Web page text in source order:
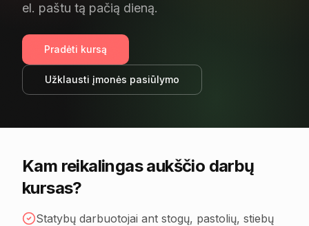
el. paštu tą pačią dieną.
Pradėti kursą
Užklausti įmonės pasiūlymo
Kam reikalingas aukščio darbų
kursas?
Statybų darbuotojai ant stogų, pastolių, stiebų